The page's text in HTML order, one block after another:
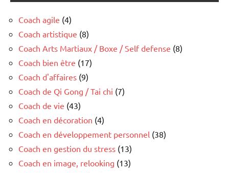
Coach agile (4)
Coach artistique (8)
Coach Arts Martiaux / Boxe / Self defense (8)
Coach bien être (17)
Coach d'affaires (9)
Coach de Qi Gong / Tai chi (7)
Coach de vie (43)
Coach en décoration (4)
Coach en développement personnel (38)
Coach en gestion du stress (13)
Coach en image, relooking (13)